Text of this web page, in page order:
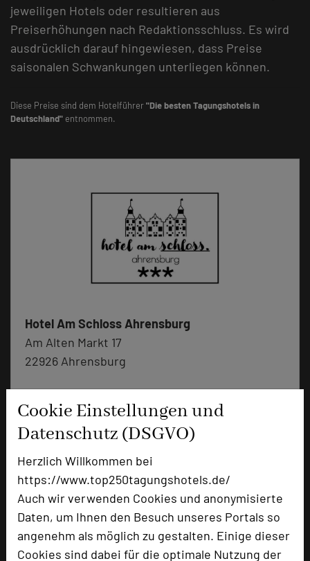
Cookie Einstellungen und
Datenschutz (DSGVO)
Herzlich Willkommen bei
https://www.top250tagungshotels.de/
Auch wir verwenden Cookies und anonymisierte
Daten, um Ihnen den Besuch unseres Portals so
angenehm als möglich zu gestalten. Einige dieser
Cookies sind dabei für die optimale Nutzung der
jeweiligen Hotels oder resultieren aus
Preiserhöhungen nach Redaktionsschluss. Es wird
ausdrücklich darauf hingewiesen, dass Preise
saisonalen Schwankungen unterliegen können.
Diese Preise sind dem Hotelführer"Die besten Tagungshotels in
Deutschland" entnommen.
Hotel Am Schloss Ahrensburg
Am Alten Markt 17
22926 Ahrensburg
mail Email
language Homepage
zur Tagungsanfrage hinzufügen
Bewertung